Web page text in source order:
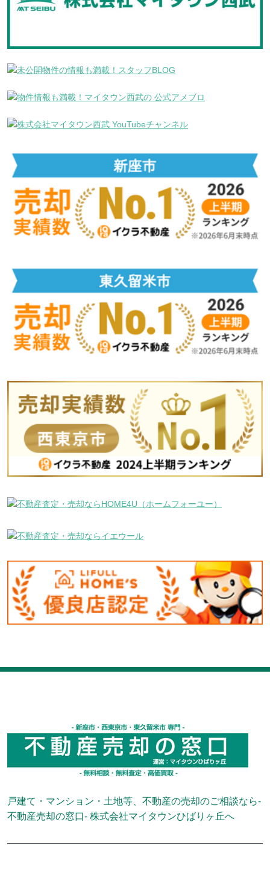
戸建て・マンション・土地等、不動産の売却のご相談なら-
不動産売却の窓口- 株式会社マイタウンひばりヶ丘へ